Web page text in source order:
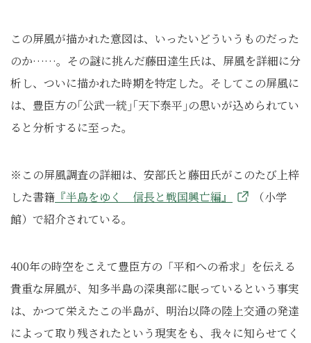
この屏風が描かれた意図は、いったいどういうものだった
のか……。その謎に挑んだ藤田達生氏は、屏風を詳細に分
析し、ついに描かれた時期を特定した。そしてこの屏風に
は、豊臣方の｢公武一統｣｢天下泰平｣の思いが込められてい
ると分析するに至った。
※この屏風調査の詳細は、安部氏と藤田氏がこのたび上梓
した書籍 『半島をゆく 信長と戦国興亡編』
（小学
館）で紹介されている。
400年の時空をこえて豊臣方の「平和への希求」を伝える
貴重な屏風が、知多半島の深奥部に眠っているという事実
は、かつて栄えたこの半島が、明治以降の陸上交通の発達
によって取り残されたという現実をも、我々に知らせてく